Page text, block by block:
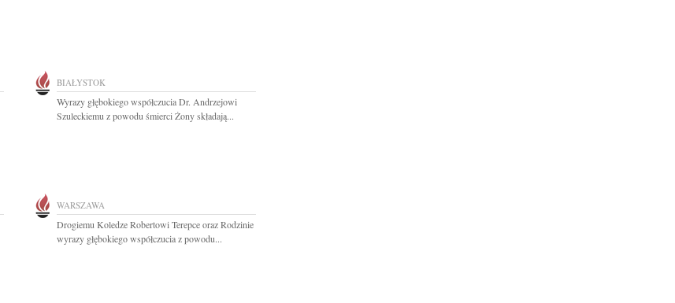
BIAŁYSTOK
Wyrazy głębokiego współczucia Dr. Andrzejowi
Szuleckiemu z powodu śmierci Żony składają...
WARSZAWA
Drogiemu Koledze Robertowi Terepce oraz Rodzinie
wyrazy głębokiego współczucia z powodu...